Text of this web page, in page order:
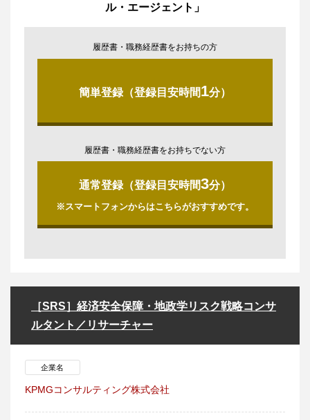
ル・エージェント」
履歴書・職務経歴書をお持ちの方
簡単登録（登録目安時間1分）
履歴書・職務経歴書をお持ちでない方
通常登録（登録目安時間3分）
※スマートフォンからはこちらがおすすめです。
［SRS］経済安全保障・地政学リスク戦略コンサ
ルタント／リサーチャー
企業名
KPMGコンサルティング株式会社